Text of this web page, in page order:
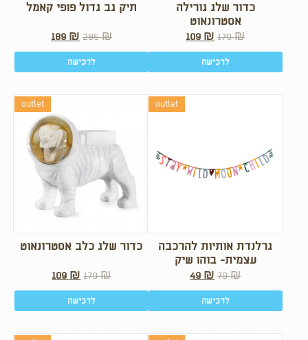
תיק גב גדול פופי קאמל
285₪
189 ₪
לרכישה
כדור שלג גורילה
אסטרונאוט
179₪
109 ₪
לרכישה
outlet
כדור שלג כלב אסטרונאוט
179₪
109 ₪
לרכישה
outlet
גרלנדת אותיות להרכבה
עצמית- בוהו שיק
79₪
49 ₪
לרכישה